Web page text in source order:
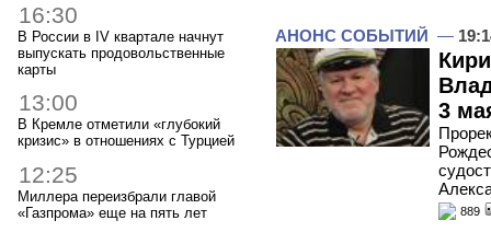
16:30
В России в IV квартале начнут
выпускать продовольственные
карты
13:00
В Кремле отметили «глубокий
кризис» в отношениях с Турцией
12:25
Миллера переизбрали главой
«Газпрома» еще на пять лет
АНОНС СОБЫТИЙ —
3
889